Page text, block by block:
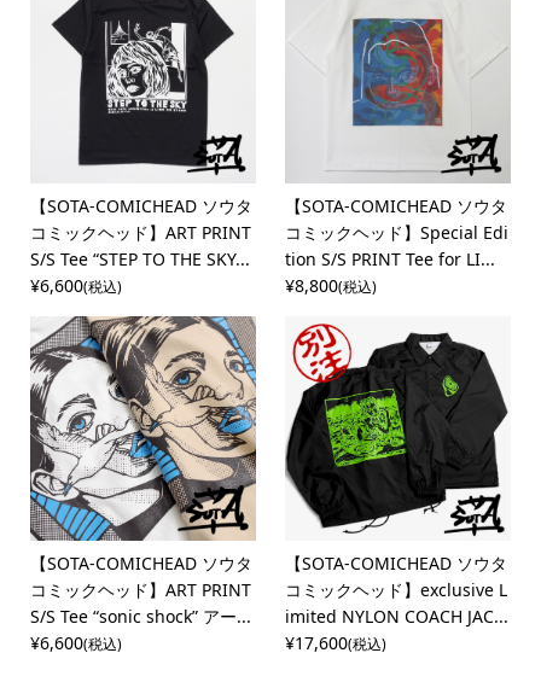
【SOTA-COMICHEAD ソウタ
コミックヘッド】ART PRINT
S/S Tee “STEP TO THE SKY...
¥6,600(税込)
【SOTA-COMICHEAD ソウタ
コミックヘッド】Special Edi
tion S/S PRINT Tee for LI...
¥8,800(税込)
【SOTA-COMICHEAD ソウタ
コミックヘッド】ART PRINT
S/S Tee “sonic shock” アー...
¥6,600(税込)
【SOTA-COMICHEAD ソウタ
コミックヘッド】exclusive L
imited NYLON COACH JAC...
¥17,600(税込)